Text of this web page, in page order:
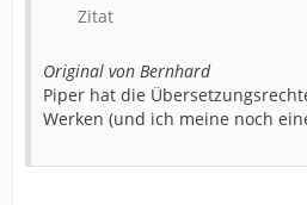
Zitat
Original von Bernhard
Piper hat die
Werken (und ich meine noch